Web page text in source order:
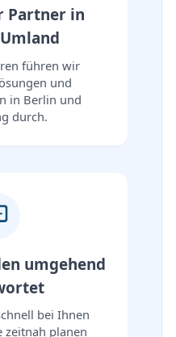
Partner in
führen wir
und
in Berlin und
durch.
umgehend
bei Ihnen
zeitnah planen